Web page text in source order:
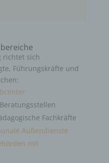
richtet sich
Führungskräfte und
Fachkräfte
Außendienste
mit